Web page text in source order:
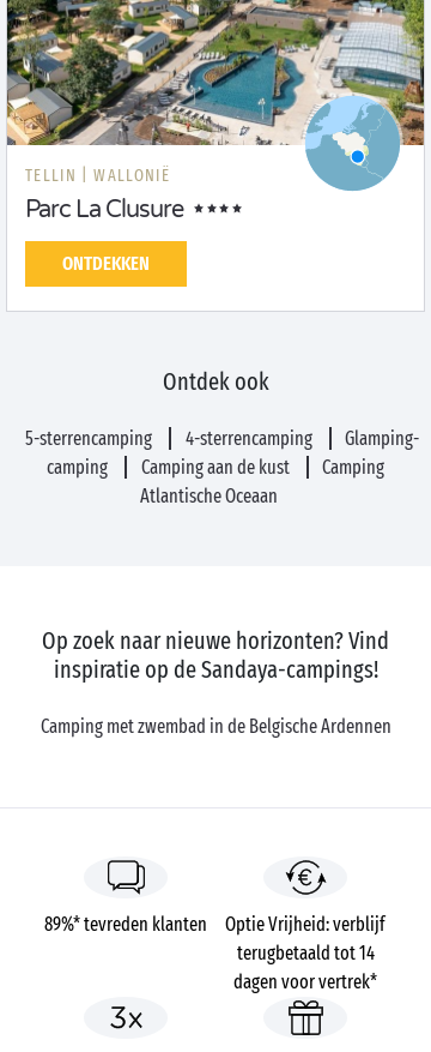
TELLIN | WALLONIË
Parc La Clusure
ONTDEKKEN
Ontdek ook
5-sterrencamping 4-sterrencamping
Glamping-
camping
Camping aan de kust
Camping
Atlantische Oceaan
Op zoek naar nieuwe horizonten? Vind
inspiratie op de Sandaya-campings!
Camping met zwembad in de Belgische Ardennen
89%* tevreden klanten
Optie Vrijheid: verblijf
terugbetaald tot 14
dagen voor vertrek*